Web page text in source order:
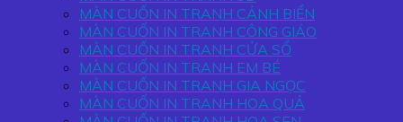
MÀN CUỐN IN TRANH CẢNH BIỂN
MÀN CUỐN IN TRANH CÔNG GIÁO
MÀN CUỐN IN TRANH CỬA SỔ
MÀN CUỐN IN TRANH EM BÉ
MÀN CUỐN IN TRANH GIA NGỌC
MÀN CUỐN IN TRANH HOA QUẢ